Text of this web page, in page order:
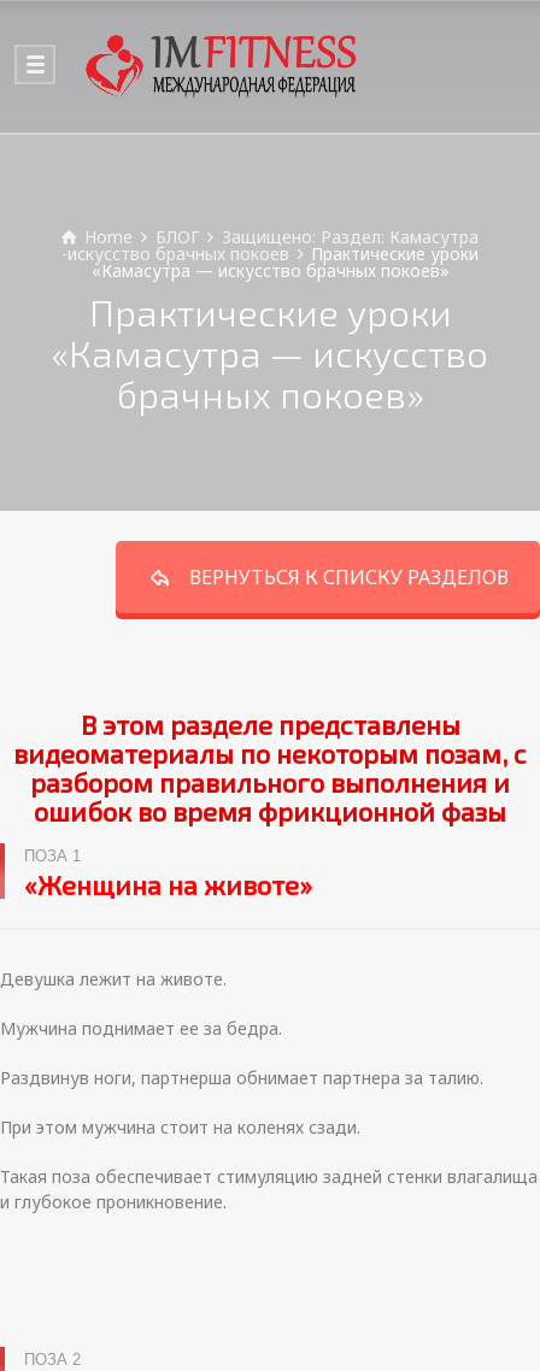
Home БЛОГ Защищено: Раздел: Камасутра
-искусство брачных покоев Практические уроки
«Камасутра — искусство брачных покоев»
Практические уроки
«Камасутра — искусство
брачных покоев»
ВЕРНУТЬСЯ К СПИСКУ РАЗДЕЛОВ
В этом разделе представлены
видеоматериалы по некоторым позам, с
разбором правильного выполнения и
ошибок во время фрикционной фазы
ПОЗА 1
«Женщина на животе»
Девушка лежит на животе.
Мужчина поднимает ее за бедра.
Раздвинув ноги, партнерша обнимает партнера за талию.
При этом мужчина стоит на коленях сзади.
Такая поза обеспечивает стимуляцию задней стенки влагалища
и глубокое проникновение.
ПОЗА 2